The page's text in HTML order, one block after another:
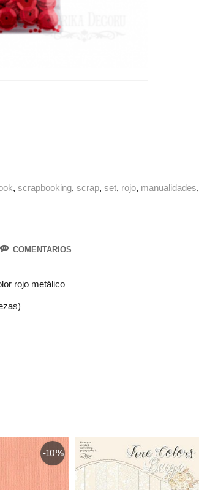
scrapbooking scrap set rojo manualidades
COMENTARIOS
rojo metálico
-10 %